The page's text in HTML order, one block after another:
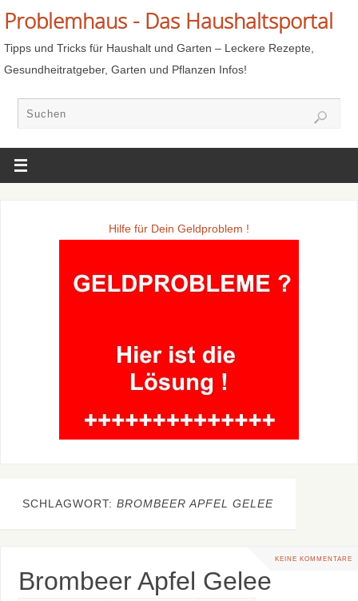
Problemhaus - Das Haushaltsportal
Tipps und Tricks für Haushalt und Garten – Leckere Rezepte,
Gesundheitratgeber, Garten und Pflanzen Infos!
Hilfe für Dein Geldproblem !
SCHLAGWORT: BROMBEER APFEL GELEE
KEINE KOMMENTARE
Brombeer Apfel Gelee